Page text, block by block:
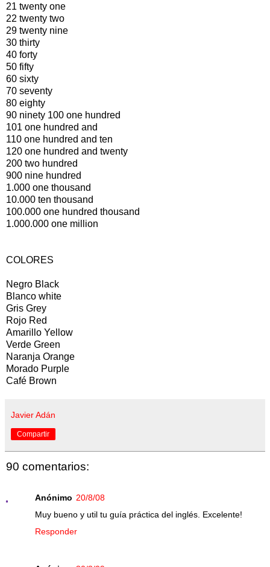
21 twenty one
22 twenty two
29 twenty nine
30 thirty
40 forty
50 fifty
60 sixty
70 seventy
80 eighty
90 ninety 100 one hundred
101 one hundred and
110 one hundred and ten
120 one hundred and twenty
200 two hundred
900 nine hundred
1.000 one thousand
10.000 ten thousand
100.000 one hundred thousand
1.000.000 one million
COLORES
Negro Black
Blanco white
Gris Grey
Rojo Red
Amarillo Yellow
Verde Green
Naranja Orange
Morado Purple
Café Brown
Javier Adán
Compartir
90 comentarios:
Anónimo 20/8/08
Muy bueno y util tu guía práctica del inglés. Excelente!
Responder